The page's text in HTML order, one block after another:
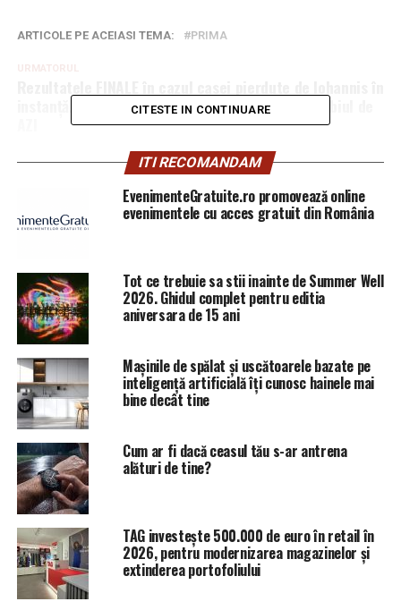
ARTICOLE PE ACEIASI TEMA: PRIMA
URMATORUL
instanţă. Teodorovici, declarații NĂUCITOARE | Sibiul de
Dacă faci asta, ai SCĂPAT de amendă! | Sibiul de AZI
CITESTE IN CONTINUARE
ITI RECOMANDAM
EvenimenteGratuite.ro promovează online
evenimentele cu acces gratuit din România
Tot ce trebuie sa stii inainte de Summer Well
2026. Ghidul complet pentru editia
aniversara de 15 ani
Mașinile de spălat și uscătoarele bazate pe
inteligență artificială îți cunosc hainele mai
bine decât tine
Cum ar fi dacă ceasul tău s-ar antrena
alături de tine?
TAG investește 500.000 de euro în retail în
2026, pentru modernizarea magazinelor și
extinderea portofoliului